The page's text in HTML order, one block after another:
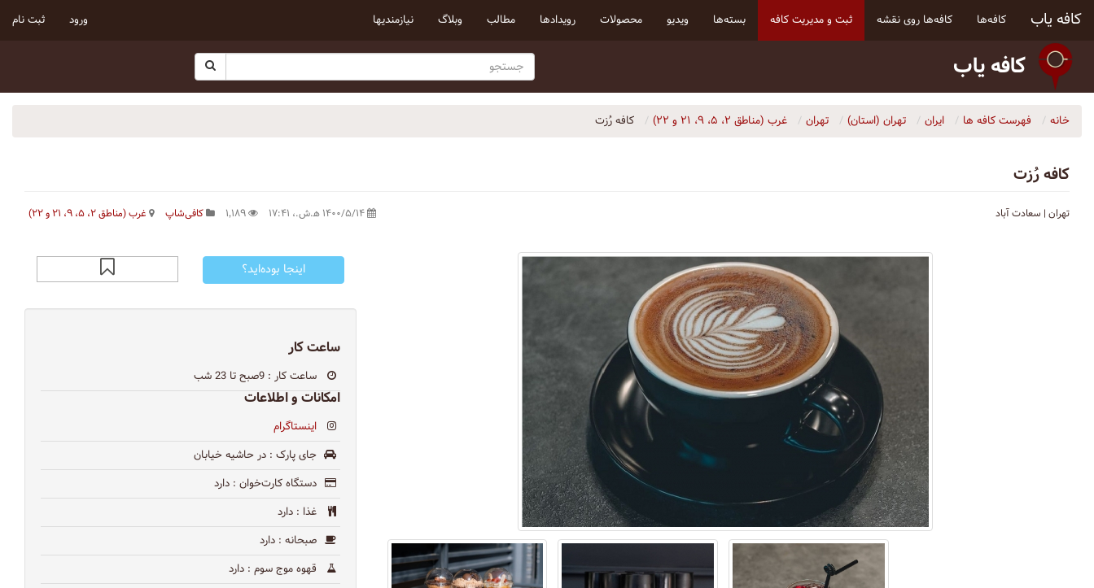
کافه یاب کافه‌ها کافه‌ها روی نقشه ثبت و مدیریت کافه بسته‌ها ویدیو محصولات رویداد‌ها مطالب وبلاگ نیازمندیها ورود ثبت نام
کافه یاب
خانه فهرست کافه ها ایران تهران (استان) تهران غرب (مناطق ۲، ۵، ۹، ۲۱ و ۲۲) کافه رُزت
کافه رُزت
کافی‌شاپ غرب (مناطق ۲، ۵، ۹، ۲۱ و ۲۲) تهران | سعادت آباد
اینجا بوده‌اید؟
ساعت کار
ساعت کار : 9صبح تا 23 شب
امکانات و اطلاعات
اینستاگرام
جای پارک : در حاشیه خیابان
دستگاه کارت‌خوان : دارد
غذا : دارد
صبحانه : دارد
قهوه موج سوم : دارد